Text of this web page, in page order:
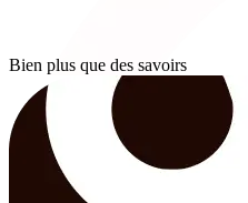
Bien plus que des savoirs